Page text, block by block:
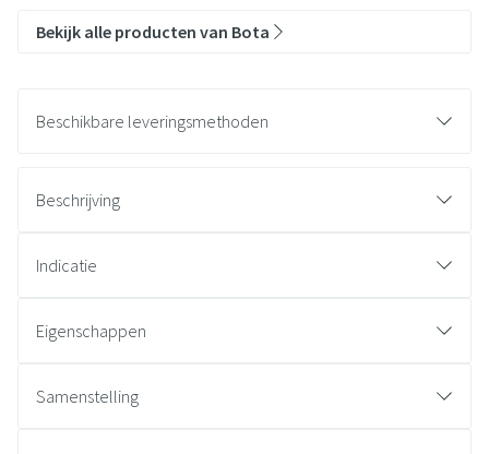
Bekijk alle producten van Bota
Beschikbare leveringsmethoden
Beschrijving
Indicatie
Eigenschappen
Samenstelling